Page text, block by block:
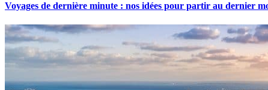
Voyages de dernière minute : nos idées pour partir au dernier